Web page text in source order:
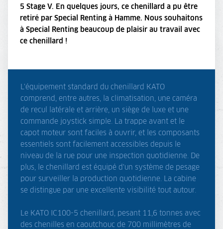
5 Stage V. En quelques jours, ce chenillard a pu être
retiré par Special Renting à Hamme. Nous souhaitons
à Special Renting beaucoup de plaisir au travail avec
ce chenillard !
L'équipement standard du chenillard KATO
comprend, entre autres, la climatisation, une caméra
de recul latérale et arrière, un siège de luxe et une
commande joystick simple. La trappe avant et le
capot moteur sont faciles à ouvrir, et les composants
essentiels sont facilement accessibles depuis le
niveau de la rue pour une inspection quotidienne. De
plus, le chenillard est équipé d'un système de pesage
pour surveiller la production quotidienne. La cabine
se distingue par une excellente visibilité tout autour.
Le KATO IC100-5 chenillard, pesant 11,6 tonnes avec
des chenilles en caoutchouc de 700 millimètres de